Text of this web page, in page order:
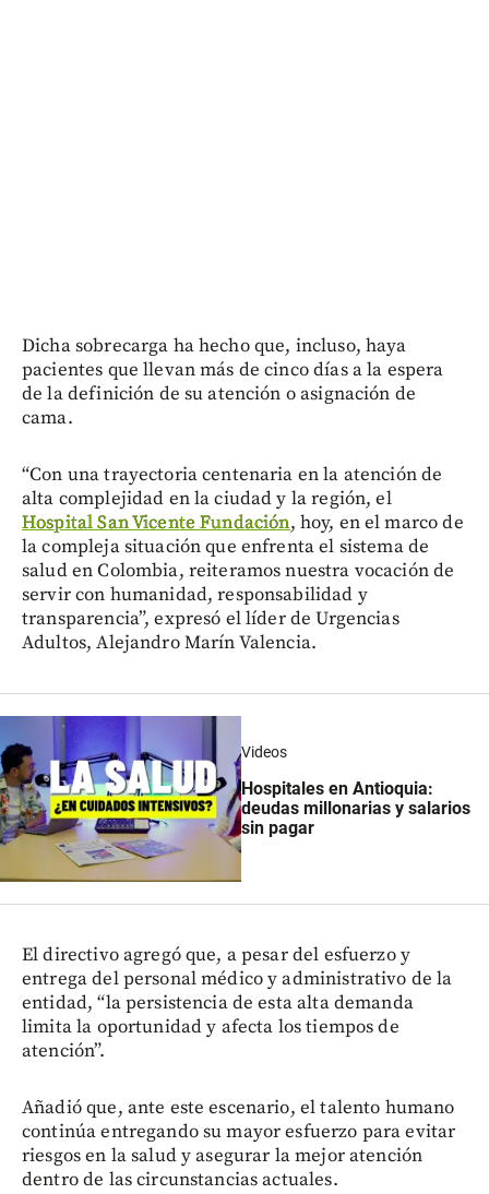
Dicha sobrecarga ha hecho que, incluso, haya
pacientes que llevan más de cinco días a la espera
de la definición de su atención o asignación de
cama.
“Con una trayectoria centenaria en la atención de
alta complejidad en la ciudad y la región, el
Hospital San Vicente Fundación, hoy, en el marco de
la compleja situación que enfrenta el sistema de
salud en Colombia, reiteramos nuestra vocación de
servir con humanidad, responsabilidad y
transparencia”, expresó el líder de Urgencias
Adultos, Alejandro Marín Valencia.
Videos
Hospitales en Antioquia:
deudas millonarias y salarios
sin pagar
El directivo agregó que, a pesar del esfuerzo y
entrega del personal médico y administrativo de la
entidad, “la persistencia de esta alta demanda
limita la oportunidad y afecta los tiempos de
atención”.
Añadió que, ante este escenario, el talento humano
continúa entregando su mayor esfuerzo para evitar
riesgos en la salud y asegurar la mejor atención
dentro de las circunstancias actuales.